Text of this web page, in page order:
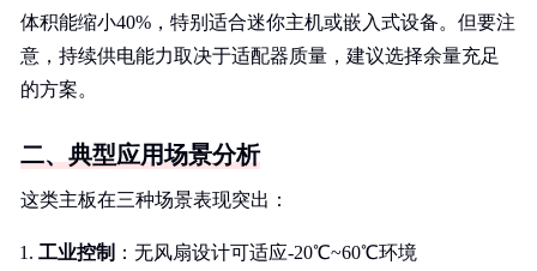
体积能缩小40%，特别适合迷你主机或嵌入式设备。但要注
意，持续供电能力取决于适配器质量，建议选择余量充足
的方案。
二、典型应用场景分析
这类主板在三种场景表现突出：
工业控制 ：无风扇设计可适应-20℃~60℃环境